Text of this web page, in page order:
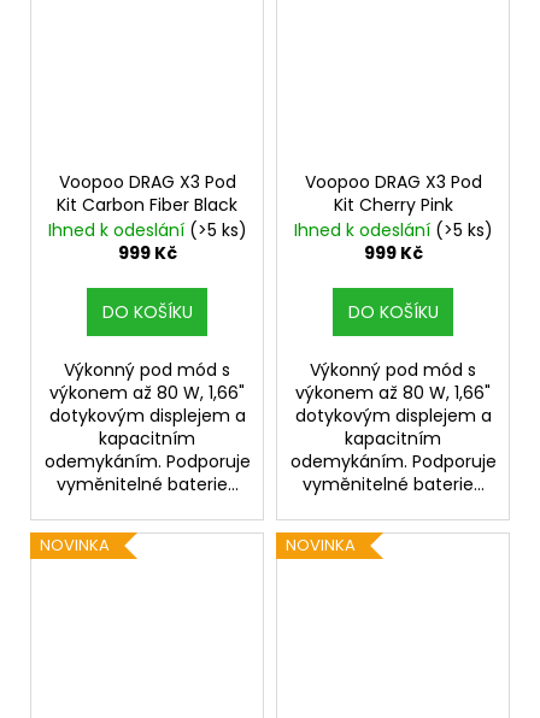
Voopoo DRAG X3 Pod
Kit Carbon Fiber Black
Ihned k odeslání (>5 ks)
999 Kč
DO KOŠÍKU
Výkonný pod mód s
výkonem až 80 W, 1,66"
dotykovým displejem a
kapacitním
odemykáním. Podporuje
vyměnitelné baterie...
Voopoo DRAG X3 Pod
Kit Cherry Pink
Ihned k odeslání (>5 ks)
999 Kč
DO KOŠÍKU
Výkonný pod mód s
výkonem až 80 W, 1,66"
dotykovým displejem a
kapacitním
odemykáním. Podporuje
vyměnitelné baterie...
NOVINKA NOVINKA